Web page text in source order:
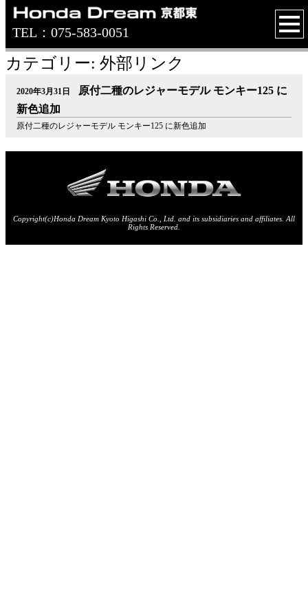
TEL：075-583-0051
カテゴリー: 外部リンク
2020年3月31日
原付二種のレジャーモデル モンキー125 に
新色追加
原付二種のレジャーモデル モンキー125 に新色追加
Copyright(c)Honda Dream Kyoto Higashi Co., Ltd. and its subsidiaries and affiliates. All
Rights Reserved.